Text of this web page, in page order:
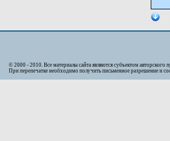
© 2000 - 2010. Bсе материалы сайта являются субъектом
При перепечатке необходимо получить письменное разрешение и